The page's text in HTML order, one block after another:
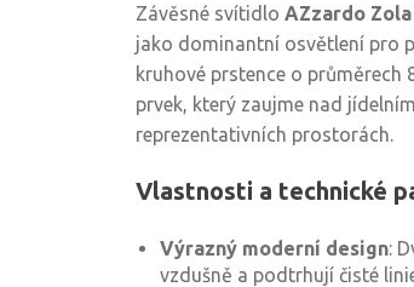
Závěsné svítidlo AZzardo
jako dominantní osvětlení pro
kruhové prstence o průměrech
prvek, který zaujme nad
reprezentativních prostorách.
Vlastnosti a technické
Výrazný moderní design:
vzdušně a podtrhují čisté